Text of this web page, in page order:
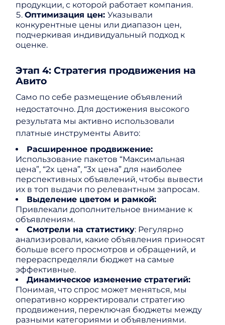
продукции, с которой работает компания.
Оптимизация цен: Указывали
конкурентные цены или диапазон цен,
подчеркивая индивидуальный подход к
оценке.
Этап 4: Стратегия продвижения на
Авито
Само по себе размещение объявлений
недостаточно. Для достижения высокого
результата мы активно использовали
платные инструменты Авито:
Расширенное продвижение:
Использование пакетов “Максимальная
цена”, “2x цена”, “3x цена” для наиболее
перспективных объявлений, чтобы вывести
их в топ выдачи по релевантным запросам.
Выделение цветом и рамкой:
Привлекали дополнительное внимание к
объявлениям.
Смотрели на статистику: Регулярно
анализировали, какие объявления приносят
больше всего просмотров и обращений, и
перераспределяли бюджет на самые
эффективные.
Динамическое изменение стратегий:
Понимая, что спрос может меняться, мы
оперативно корректировали стратегию
продвижения, переключая бюджеты между
разными категориями и объявлениями.